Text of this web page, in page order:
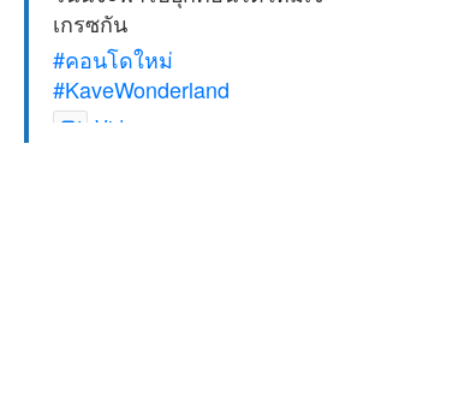
เกรซกัน
#คอนโดใหม่
#KaveWonderland
Video